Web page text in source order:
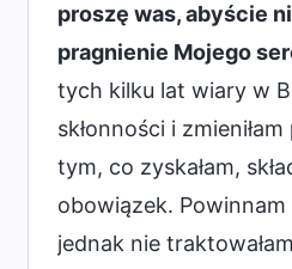
proszę was, abyście
pragnienie Mojego
tych kilku lat wiary w
skłonności i
tym, co zyskałam,
obowiązek.
jednak nie